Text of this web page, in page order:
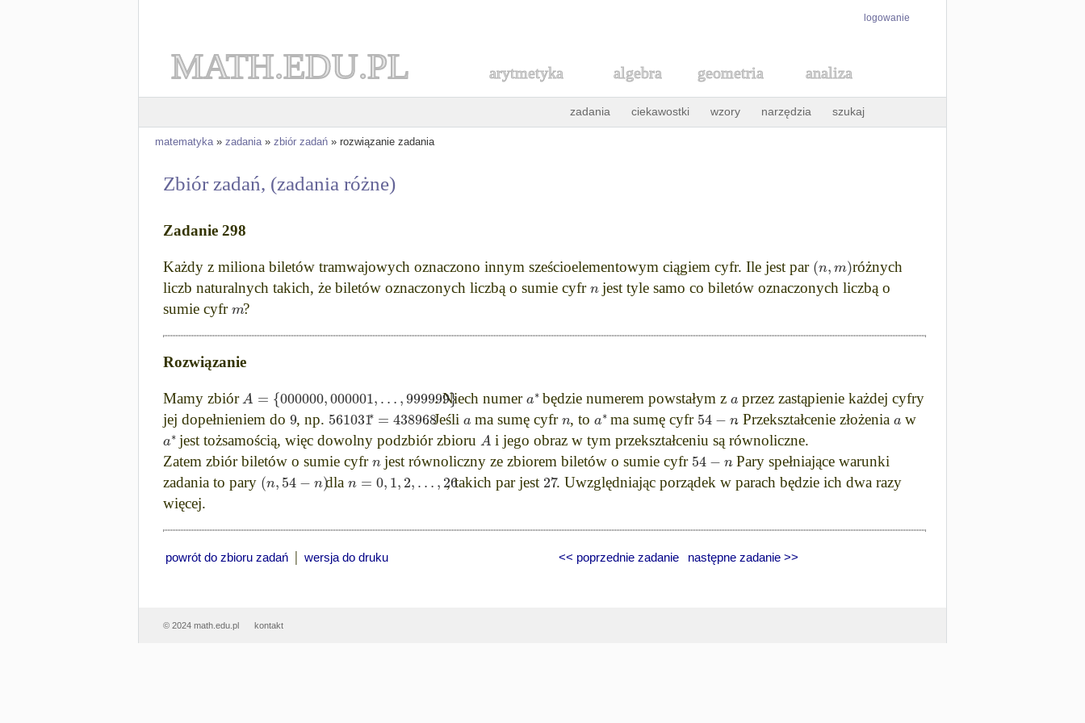
logowanie
MATH.EDU.PL arytmetyka algebra geometria analiza
zadania ciekawostki wzory narzędzia szukaj
matematyka» zadania» zbiór zadań » rozwiązanie zadania
Zbiór zadań, (zadania różne)
Zadanie 298
Każdy z miliona biletów tramwajowych oznaczono innym sześcioelementowym ciągiem cyfr. Ile jest par (n,m)różnych
liczb naturalnych takich, że biletów oznaczonych liczbą o sumie cyfrnjest tyle samo co biletów oznaczonych liczbą o
sumie cyfrm?
Rozwiązanie
Mamy zbiórA = {000000,000001,…,999999}
. Niech numera∗będzie numerem powstałym za przez zastąpienie każdej cyfry
jej dopełnieniem do 9, np. 561031∗ = 438968. Jeśli ama sumę cyfrn, to a∗ma sumę cyfr 54−n. Przekształcenie złożenia aw
a∗jest tożsamością, więc dowolny podzbiór zbioru A i jego obraz w tym przekształceniu są równoliczne.
Zatem zbiór biletów o sumie cyfrnjest równoliczny ze zbiorem biletów o sumie cyfr 54−n. Pary spełniające warunki
zadania to pary (n,54−n)
dlan = 0,1,2,…,26
, takich par jest 27. Uwzględniając porządek w parach będzie ich dwa razy
więcej.
powrót do zbioru zadań | wersja do druku << poprzednie zadanie następne zadanie >>
© 2024 math.edu.pl kontakt